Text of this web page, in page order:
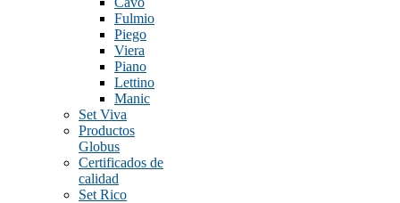
Fulmio
Piego
Viera
Piano
Lettino
Manic
Set Viva
Productos
Globus
Certificados de
calidad
Set Rico